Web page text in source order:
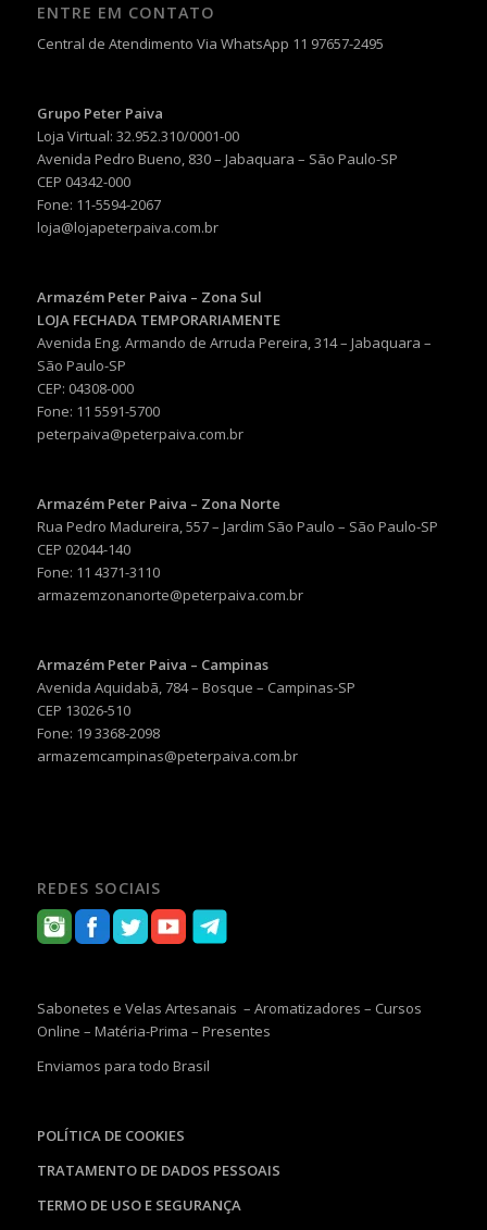
ENTRE EM CONTATO
Central de Atendimento Via WhatsApp 11 97657-2495
Grupo Peter Paiva
Loja Virtual: 32.952.310/0001-00
Avenida Pedro Bueno, 830 – Jabaquara – São Paulo-SP
CEP 04342-000
Fone: 11-5594-2067
loja@lojapeterpaiva.com.br
Armazém Peter Paiva – Zona Sul
LOJA FECHADA TEMPORARIAMENTE
Avenida Eng. Armando de Arruda Pereira, 314 – Jabaquara –
São Paulo-SP
CEP: 04308-000
Fone: 11 5591-5700
peterpaiva@peterpaiva.com.br
Armazém Peter Paiva – Zona Norte
Rua Pedro Madureira, 557 – Jardim São Paulo – São Paulo-SP
CEP 02044-140
Fone: 11 4371-3110
armazemzonanorte@peterpaiva.com.br
Armazém Peter Paiva – Campinas
Avenida Aquidabã, 784 – Bosque – Campinas-SP
CEP 13026-510
Fone: 19 3368-2098
armazemcampinas@peterpaiva.com.br
REDES SOCIAIS
Sabonetes e Velas Artesanais – Aromatizadores – Cursos
Online – Matéria-Prima – Presentes
Enviamos para todo Brasil
POLÍTICA DE COOKIES
TRATAMENTO DE DADOS PESSOAIS
TERMO DE USO E SEGURANÇA